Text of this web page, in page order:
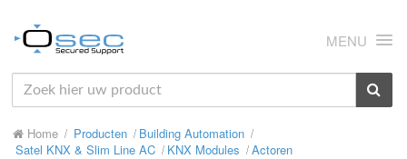
MENU
HOME
OVER ONS
Home Producten
Building Automation
Satel KNX & Slim Line AC
KNX Modules Actoren